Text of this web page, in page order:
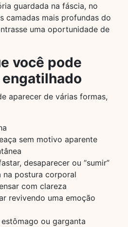
guardada na fáscia, no
camadas mais profundas do
uma oportunidade de
você pode
aparecer de várias formas,
sem motivo aparente
desaparecer ou “sumir”
na postura corporal
com clareza
revivendo uma emoção
ou garganta